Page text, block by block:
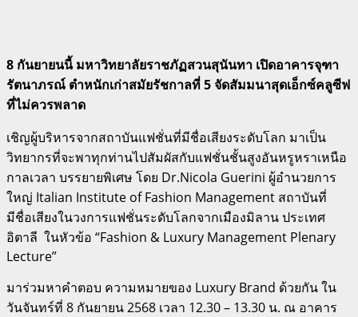
8 กันยายนนี้ มหาวิทยาลัยราชภัฏสวนสุนันทา เปิดอาคารจุฑา
รัตนาภรณ์ ตำหนักเก่าสมัยรัชกาลที่ 5 จัดสัมมนาสุดเอ็กซ์คลูซีฟ
ที่ไม่ควรพลาด
เชิญผู้บริหารจากสถาบันแฟชั่นที่มีชื่อเสียงระดับโลก มาเป็น
วิทยากรที่จะพาทุกท่านไปสัมผัสกับแฟชั่นชั้นสูงอันหรูหราเหนือ
กาลเวลา บรรยายพิเศษ โดย Dr.Nicola Guerini ผู้อำนวยการ
ใหญ่ Italian Institute of Fashion Management สถาบันที่
มีชื่อเสียงในวงการแฟชั่นระดับโลกจากเมืองมิลาน ประเทศ
อิตาลี ในหัวข้อ “Fashion & Luxury Management Plenary
Lecture”
มาร่วมหาคำตอบ ความหมายของ Luxury Brand ด้วยกัน ใน
วันจันทร์ที่ 8 กันยายน 2568 เวลา 12.30 – 13.30 น. ณ อาคาร